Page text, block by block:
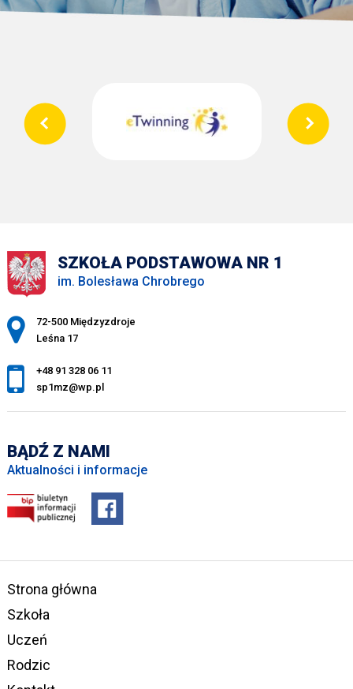
SZKOŁA PODSTAWOWA NR 1
im. Bolesława Chrobrego
Adres pocztowy:
72-500 Międzyzdroje
Leśna 17
+48 91 328 06 11
sp1mz@wp.pl
BĄDŹ Z NAMI
Aktualności i informacje
Strona główna
Szkoła
Uczeń
Rodzic